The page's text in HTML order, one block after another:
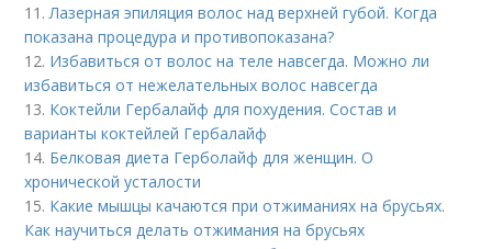
11.Лазерная эпиляция волос над верхней губой. Когда
показана процедура и противопоказана?
12. Избавиться от волос на теле навсегда. Можно ли
избавиться от нежелательных волос навсегда
13. Коктейли Гербалайф для похудения. Состав и
варианты коктейлей Гербалайф
14. Белковая диета Герболайф для женщин. О
хронической усталости
15. Какие мышцы качаются при отжиманиях на брусьях.
Как научиться делать отжимания на брусьях